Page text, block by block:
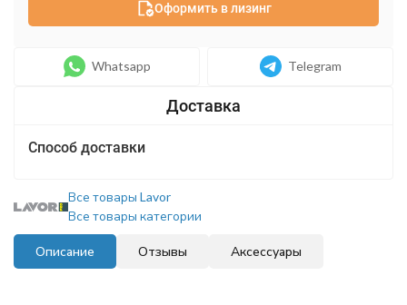
Оформить в лизинг
Whatsapp Telegram
Способ доставки
Все товары Lavor
Все товары категории
Описание Отзывы Аксессуары